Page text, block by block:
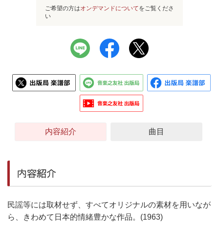
ご希望の方はオンデマンドについてをご覧くださ
い
内容紹介 曲目
内容紹介
民謡等には取材せず、すべてオリジナルの素材を用いなが
ら、きわめて日本的情緒豊かな作品。(1963)